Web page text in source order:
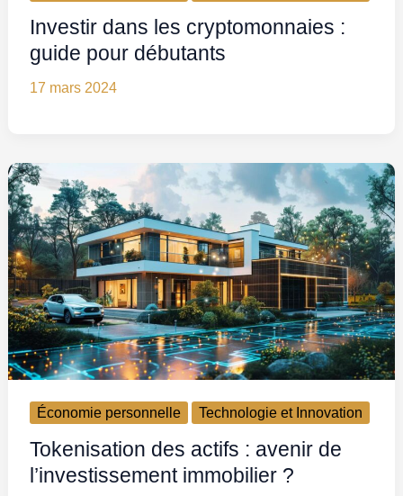
Investir dans les cryptomonnaies :
guide pour débutants
17 mars 2024
Économie personnelle Technologie et Innovation
Tokenisation des actifs : avenir de
l’investissement immobilier ?